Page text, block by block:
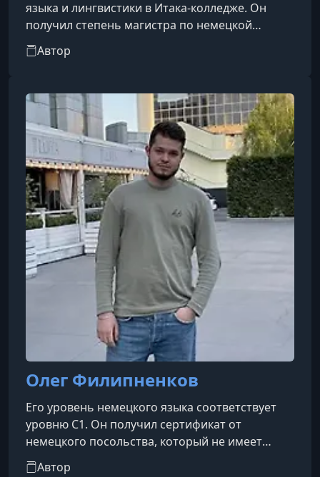
языка и лингвистики в Итака-колледже. Он
получил степень магистра по немецкой
литературе в Вашингтонском университете и
степень доктора по германской лингвистике в
Мадисоне.Преподавание и исследования
доктора Фрема намеренно
междисциплинарны и охватывают немецкий
язык, литературу и культуру немецкоязычных
стран, а также несколько подполей
лингвистики, в первую очередь социолингви
Автор
Олег Филипненков
Его уровень немецкого языка соответствует
уровню С1. Он получил сертификат от
немецкого посольства, который не имеет
срока окончания. Эффективно преподает уже 4
Автор